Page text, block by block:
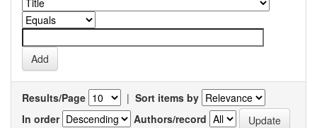
Results/Page | Sort items by
In order
Authors/record